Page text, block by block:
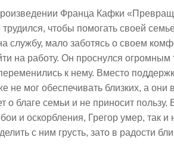
Франца Кафки
чтобы помогать своей
службу, мало заботясь о своем
на работу. Он проснулся огромным
к нему. Вместо
не мог обеспечивать близких, а они
о благе семьи и не приносит
и оскорбления, Грегор умер, так
с ним грусть, зато в радости